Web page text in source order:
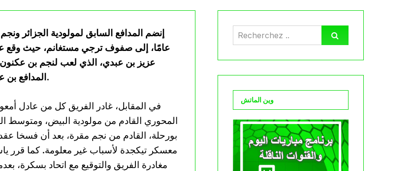
عامًا، إلى صفوف ترجي مستغانم، حيث وقع
عزيز بن عبدي، الذي لعب لنجم بن
المدافع بن علي بن عمار مع الترجي، قادمًا من شبيبة الساورة.
في المقابل، غادر الفريق كل من عادل
المحوري القادم من مولودية البيض، ومتوسط
بورحلة، القادم من نجم مقرة، بعد أن فسخا
معسكر تيكجدة لأسباب غير معلومة. كما قرر
مغادرة الفريق والتوقيع مع اتحاد بسكرة،
وين الماتش